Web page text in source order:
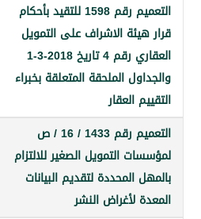
التعميم رقم 1598 للتقيد بأحكام
الاشراف على التمويل
العقاري رقم 4 تاريخ 2018-3-1
الملحقة المتعلقة بخبراء
العقار
1598
التعميم رقم 1433 / 16 / ص
التمويل الصغير للالتزام
لتقديم البيانات
النشر
1433